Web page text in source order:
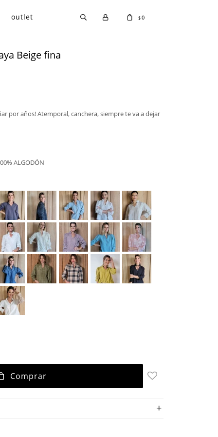
outlet $0
Beige fina
por años! Atemporal, canchera, siempre te va a dejar
ALGODÓN
Comprar